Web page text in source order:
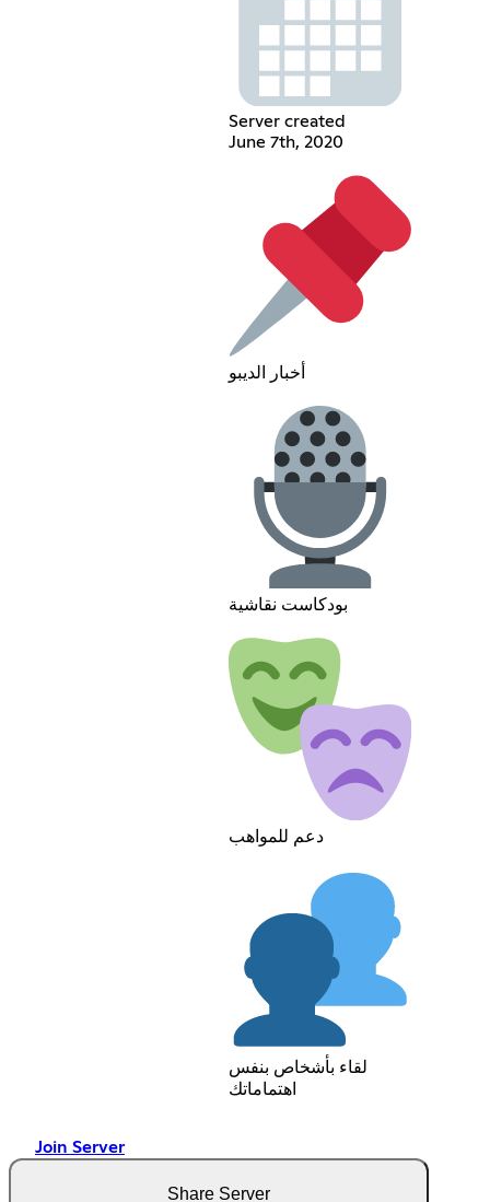
Server created
June 7th, 2020
أخبار الديبو
بودكاست نقاشية
دعم للمواهب
لقاء بأشخاص بنفس
اهتماماتك
Join Server
Share Server